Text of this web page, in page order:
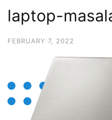
laptop-
FEBRUARY 7, 2022